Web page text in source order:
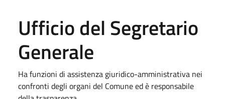
Ufficio del Segretario
Generale
Ha funzioni di assistenza giuridico-amministrativa nei
confronti degli organi del Comune ed è responsabile